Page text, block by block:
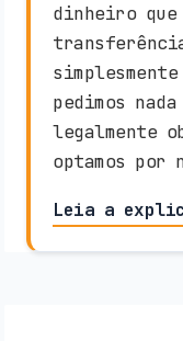
dinheiro que
pedimos
legalmente
optamos por
Leia a